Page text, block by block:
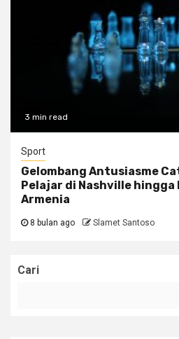
3 min read
Sport
Gelombang Antusiasme
Pelajar di Nashville hingga
Armenia
8 bulan ago Slamet Santoso
Cari